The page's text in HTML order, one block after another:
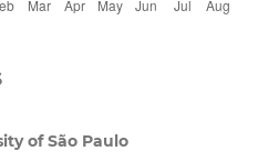
of São Paulo